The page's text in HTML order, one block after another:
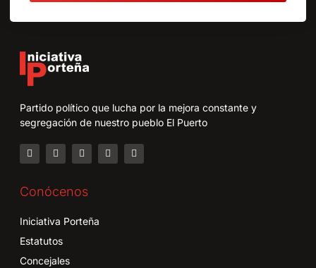
Partido político que lucha por la mejora constante y
segregación de nuestro pueblo El Puerto
Conócenos
Iniciativa Porteña
Estatutos
Concejales